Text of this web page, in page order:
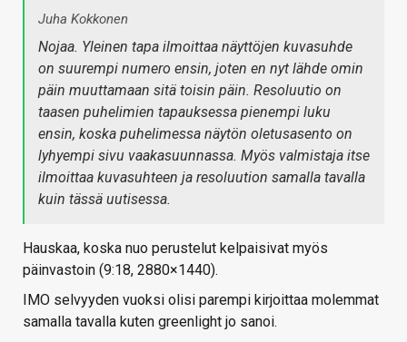
Juha Kokkonen
Nojaa. Yleinen tapa ilmoittaa näyttöjen kuvasuhde
on suurempi numero ensin, joten en nyt lähde omin
päin muuttamaan sitä toisin päin. Resoluutio on
taasen puhelimien tapauksessa pienempi luku
ensin, koska puhelimessa näytön oletusasento on
lyhyempi sivu vaakasuunnassa. Myös valmistaja itse
ilmoittaa kuvasuhteen ja resoluution samalla tavalla
kuin tässä uutisessa.
Hauskaa, koska nuo perustelut kelpaisivat myös
päinvastoin (9:18, 2880×1440).
IMO selvyyden vuoksi olisi parempi kirjoittaa molemmat
samalla tavalla kuten greenlight jo sanoi.